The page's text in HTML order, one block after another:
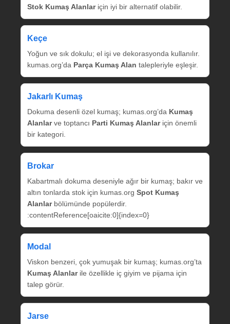
Stok Kumaş Alanlariçin iyi bir alternatif olabilir.
Keçe
Yoğun ve sık dokulu; el işi ve dekorasyonda kullanılır.
kumas.org’da Parça Kumaş Alan talepleriyle eşleşir.
Jakarlı Kumaş
Dokuma desenli özel kumaş; kumas.org’da Kumaş
Alanlarve toptancı Parti Kumaş Alanlariçin önemli
bir kategori.
Brokar
Kabartmalı dokuma deseniyle ağır bir kumaş; bakır ve
altın tonlarda stok için kumas.org Spot Kumaş
Alanlarbölümünde popülerdir.
:contentReference[oaicite:0]{index=0}
Modal
Viskon benzeri, çok yumuşak bir kumaş; kumas.org’ta
Kumaş Alanlarile özellikle iç giyim ve pijama için
talep görür.
Jarse